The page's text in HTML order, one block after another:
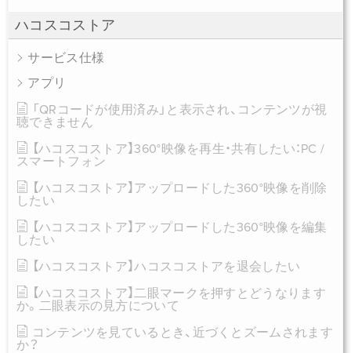
ハコスコストア
サービス仕様
アプリ
「QRコードが使用済み」と表示され、コンテンツが視
聴できません
【ハコスコストア】360°映像を再生・共有したい：PC /
スマートフォン
【ハコスコストア】アップロードした360°映像を削除
したい
【ハコスコストア】アップロードした360°映像を編集
したい
【ハコスコストア】ハコスコストアを退会したい
【ハコスコストア】二眼マークを押すとどうなります
か。二眼表示の見方について
コンテンツを見ているとき、近づくとズームされます
か？